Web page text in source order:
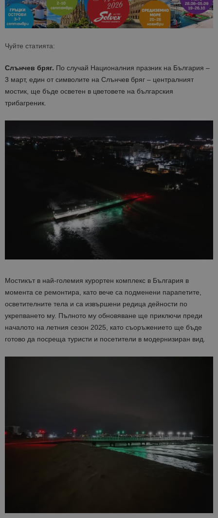
Чуйте статията:
Слънчев бряг. По случай Националния празник на България –
3 март, един от символите на Слънчев бряг – централният
мостик, ще бъде осветен в цветовете на българския
трибагреник.
Мостикът в най-големия курортен комплекс в България в
момента се ремонтира, като вече са подменени парапетите,
осветителните тела и са извършени редица дейности по
укрепването му. Пълното му обновяване ще приключи преди
началото на летния сезон 2025, като съоръжението ще бъде
готово да посреща туристи и посетители в модернизиран вид.